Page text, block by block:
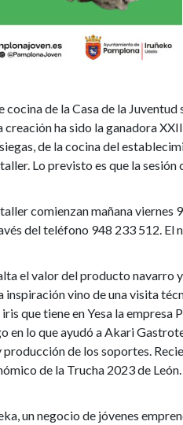
cocina de la Casa de la
ha sido la ganadora
de la cocina del
Lo previsto es que la
comienzan mañana viernes
del teléfono 948 233 512. El
el valor del producto navarro
inspiración vino de una visita
que tiene en Yesa la empresa
en lo que ayudó a Akari
producción de los soportes.
de la Trucha 2023 de León.
un negocio de jóvenes